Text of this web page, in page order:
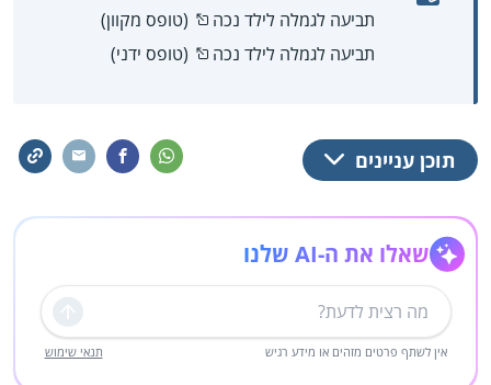
תביעה לגמלה לילד נכה
(טופס מקוון)
תביעה לגמלה לילד נכה
(טופס ידני)
תוכן עניינים
שאלו את ה-AI שלנו
שליחה
אין לשתף פרטים מזהים או מידע רגיש תנאי שימוש